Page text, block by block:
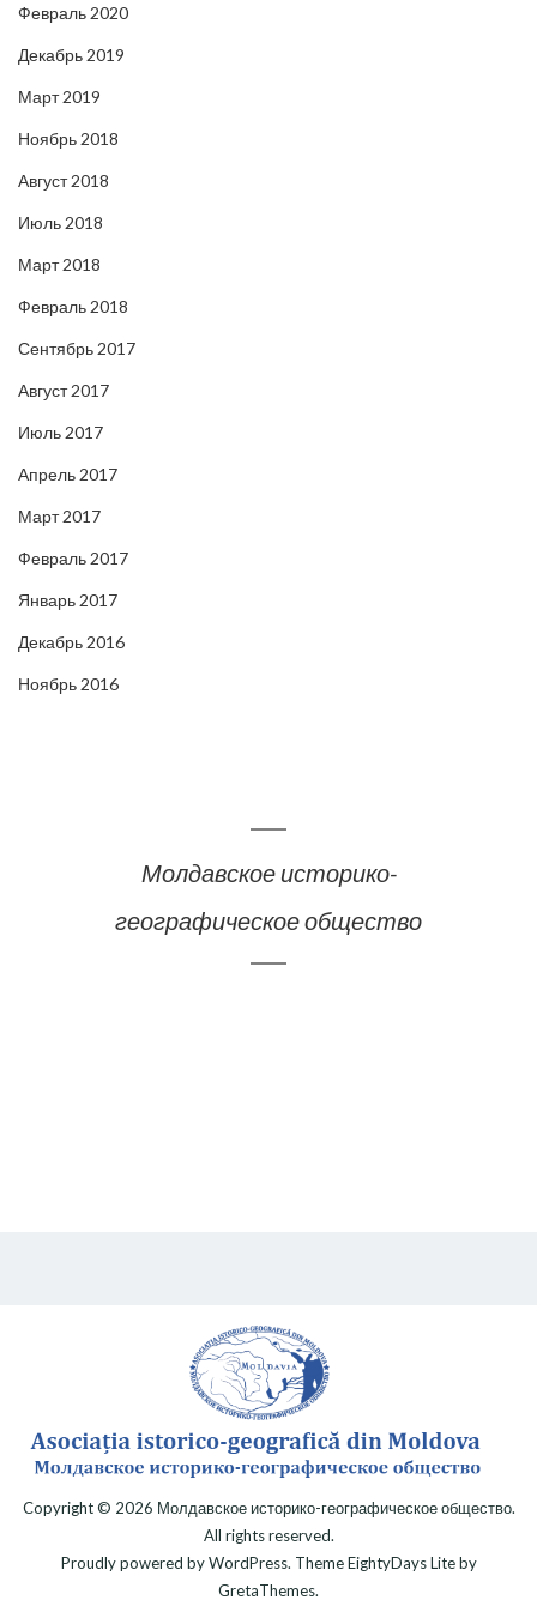
Февраль 2020
Декабрь 2019
Март 2019
Ноябрь 2018
Август 2018
Июль 2018
Март 2018
Февраль 2018
Сентябрь 2017
Август 2017
Июль 2017
Апрель 2017
Март 2017
Февраль 2017
Январь 2017
Декабрь 2016
Ноябрь 2016
Молдавское историко-
географическое общество
Copyright © 2026 Молдавское историко-географическое общество.
All rights reserved.
Proudly powered byWordPress. ThemeEightyDays Liteby
GretaThemes.